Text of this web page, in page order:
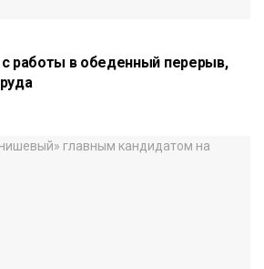
работы в обеденный перерыв,